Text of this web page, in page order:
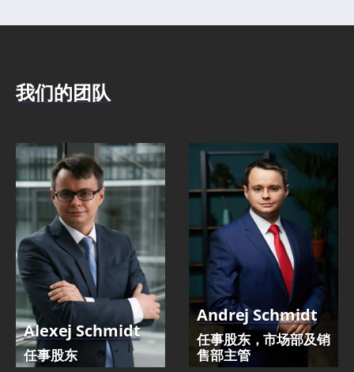
我们的团队
Alexej Schmidt
任事股东
Andrej Schmidt
任事股东，市场部及销
售部主管